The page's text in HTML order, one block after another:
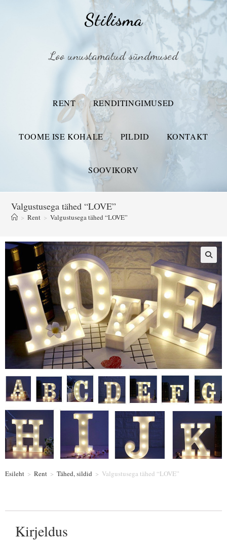
Stilisma
Loo unustamatud sündmused
RENT RENDITINGIMUSED
TOOME ISE KOHALE PILDID KONTAKT
SOOVIKORV
Valgustusega tähed “LOVE”
> Rent > Valgustusega tähed “LOVE”
Esileht > Rent > Tähed, sildid > Valgustusega tähed “LOVE”
Kirjeldus